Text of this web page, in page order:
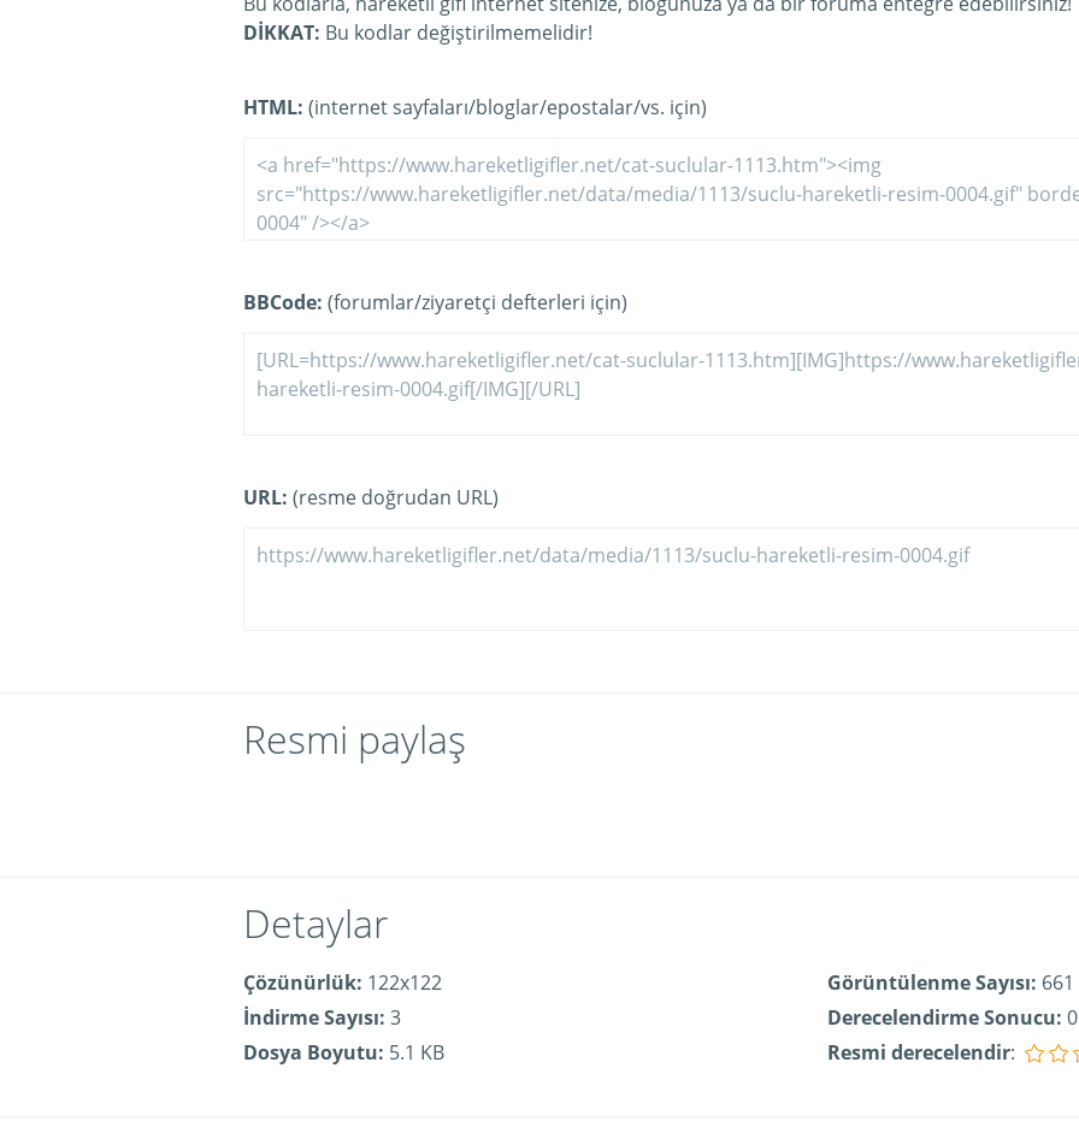
DİKKAT: Bu kodlar değiştirilmemelidir!
HTML: (internet sayfaları/bloglar/epostalar/vs. için)
BBCode: (forumlar/ziyaretçi defterleri için)
URL: (resme doğrudan URL)
Resmi paylaş
Detaylar
Çözünürlük: 122x122
İndirme Sayısı: 3
Dosya Boyutu: 5.1 KB
Görüntülenme Sayısı: 661
Derecelendirme Sonucu:
Resmi derecelendir: